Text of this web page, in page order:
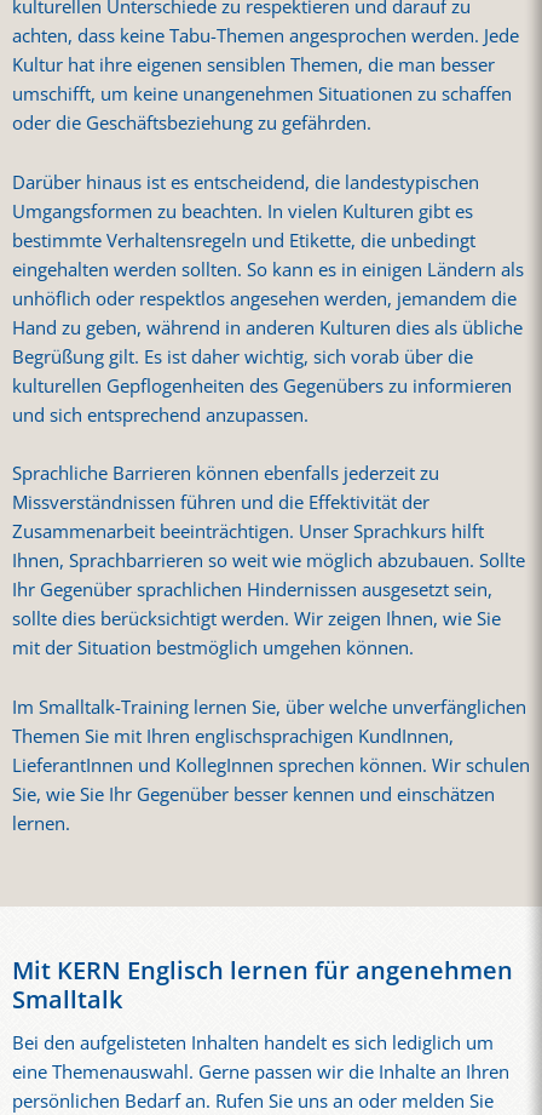
kulturellen Unterschiede zu respektieren und darauf zu
achten, dass keine Tabu-Themen angesprochen werden. Jede
Kultur hat ihre eigenen sensiblen Themen, die man besser
umschifft, um keine unangenehmen Situationen zu schaffen
oder die Geschäftsbeziehung zu gefährden.
Darüber hinaus ist es entscheidend, die landestypischen
Umgangsformen zu beachten. In vielen Kulturen gibt es
bestimmte Verhaltensregeln und Etikette, die unbedingt
eingehalten werden sollten. So kann es in einigen Ländern als
unhöflich oder respektlos angesehen werden, jemandem die
Hand zu geben, während in anderen Kulturen dies als übliche
Begrüßung gilt. Es ist daher wichtig, sich vorab über die
kulturellen Gepflogenheiten des Gegenübers zu informieren
und sich entsprechend anzupassen.
Sprachliche Barrieren können ebenfalls jederzeit zu
Missverständnissen führen und die Effektivität der
Zusammenarbeit beeinträchtigen. Unser Sprachkurs hilft
Ihnen, Sprachbarrieren so weit wie möglich abzubauen. Sollte
Ihr Gegenüber sprachlichen Hindernissen ausgesetzt sein,
sollte dies berücksichtigt werden. Wir zeigen Ihnen, wie Sie
mit der Situation bestmöglich umgehen können.
Im Smalltalk-Training lernen Sie, über welche unverfänglichen
Themen Sie mit Ihren englischsprachigen KundInnen,
LieferantInnen und KollegInnen sprechen können. Wir schulen
Sie, wie Sie Ihr Gegenüber besser kennen und einschätzen
lernen.
Mit KERN Englisch lernen für angenehmen
Smalltalk
Bei den aufgelisteten Inhalten handelt es sich lediglich um
eine Themenauswahl. Gerne passen wir die Inhalte an Ihren
persönlichen Bedarf an. Rufen Sie uns an oder melden Sie